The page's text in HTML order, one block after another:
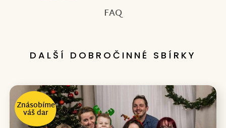
FAQ
DALŠÍ DOBROČINNÉ SBÍRKY
Znásobíme
váš dar